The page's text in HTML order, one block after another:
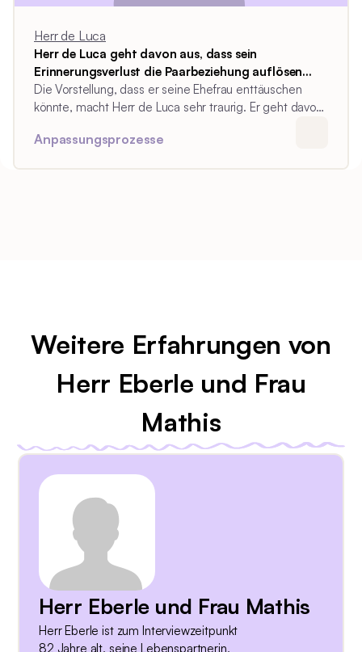
Herr de Luca
Herr de Luca geht davon aus, dass sein
Erinnerungsverlust die Paarbeziehung auflösen
wird und seine Ehefrau allein bleibt.
Die Vorstellung, dass er seine Ehefrau enttäuschen
könnte, macht Herr de Luca sehr traurig. Er geht davon
auflösen wird und sie allein bleibt.
Anpassungsprozesse
Weitere Erfahrungen von
Herr Eberle und Frau
Mathis
Herr Eberle und Frau Mathis
Herr Eberle ist zum Interviewzeitpunkt
82 Jahre alt, seine Lebenspartnerin,